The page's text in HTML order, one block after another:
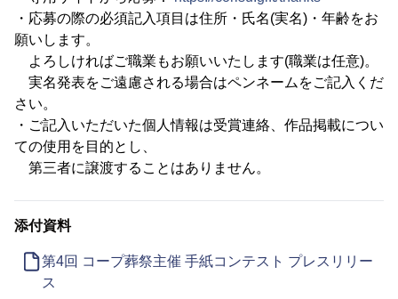
・応募の際の必須記入項目は住所・氏名(実名)・年齢をお
願いします。
よろしければご職業もお願いいたします(職業は任意)。
実名発表をご遠慮される場合はペンネームをご記入くだ
さい。
・ご記入いただいた個人情報は受賞連絡、作品掲載につい
ての使用を目的とし、
第三者に譲渡することはありません。
添付資料
第4回 コープ葬祭主催 手紙コンテスト プレスリリー
ス